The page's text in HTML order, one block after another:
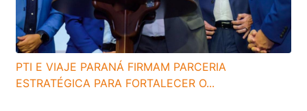
PTI E VIAJE PARANÁ FIRMAM PARCERIA
ESTRATÉGICA PARA FORTALECER O...